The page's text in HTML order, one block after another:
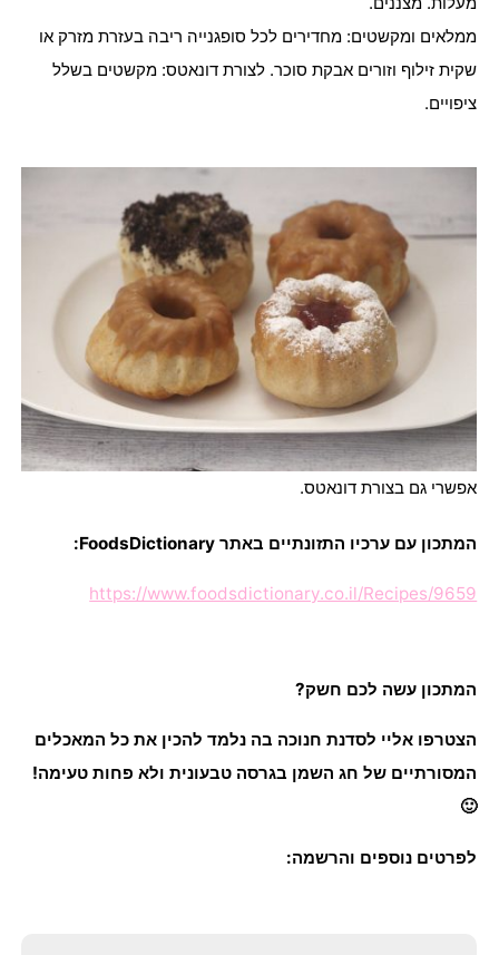
ממלאים ומקשטים: מחדירים לכל סופגנייה ריבה בעזרת מזרק או
שקית זילוף וזורים אבקת סוכר. לצורת דונאטס: מקשטים בשלל
ציפויים.
אפשרי גם בצורת דונאטס.
המתכון עם ערכיו התזונתיים באתר FoodsDictionary:
https://www.foodsdictionary.co.il/Recipes/9659
המתכון עשה לכם חשק?
הצטרפו אליי לסדנת חנוכה בה נלמד להכין את כל המאכלים
המסורתיים של חג השמן בגרסה טבעונית ולא פחות טעימה!
🙂
לפרטים נוספים והרשמה: